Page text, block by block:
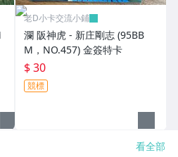
老D小卡交流小鋪
瀾 阪神虎 - 新庄剛志 (95BB
M，NO.457) 金簽特卡
$ 30
競標
看全部